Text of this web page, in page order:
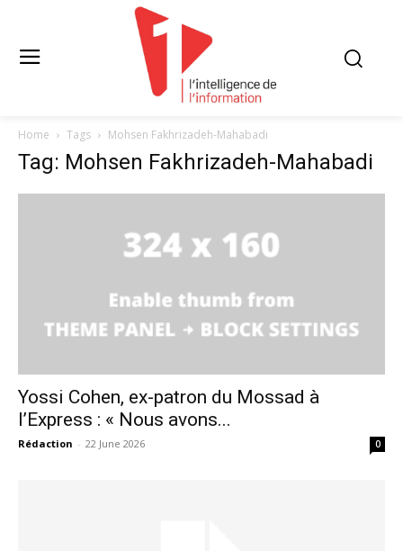
Home Tags Mohsen Fakhrizadeh-Mahabadi
Tag: Mohsen Fakhrizadeh-Mahabadi
Yossi Cohen, ex-patron du Mossad à
l’Express : « Nous avons...
Rédaction - 22 June 2026 0